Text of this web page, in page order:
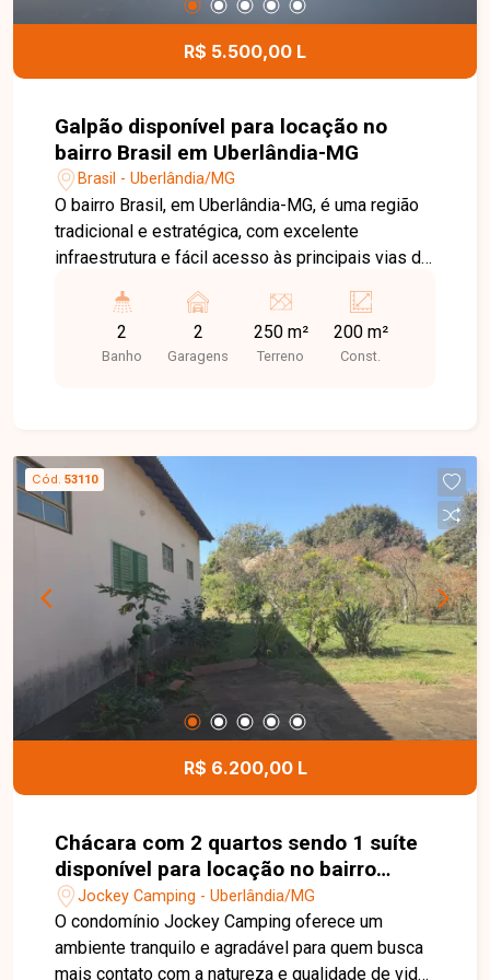
R$ 5.500,00 L
Galpão disponível para locação no
bairro Brasil em Uberlândia-MG
Brasil - Uberlândia/MG
O bairro Brasil, em Uberlândia-MG, é uma região
tradicional e estratégica, com excelente
infraestrutura e fácil acesso às principais vias da
oferta de comércios, bancos, restaurantes,
escolas e serviços, sendo uma excelente
localização para empresas e atividades
escritório, 02 banheiros, pé-direito de 4,5 metros
e portão com 3 metros de altura, oferecendo
praticidade e funcionalidade para diferentes
atividades. Possui ainda Habite-se, AVCB,
acessibilidade e documentação em ordem, além
de energia monofásica. Entre em contato para
mais informações e agende uma visita para
conhecer esta excelente oportunidade comercial.
2
Banho
2
Garagens
250 m²
Terreno
200 m²
Const.
Cód. 53110
R$ 6.200,00 L
Chácara com 2 quartos sendo 1 suíte
disponível para locação no bairro
Jockey Camping em Uberlândia-MG
Jockey Camping - Uberlândia/MG
O condomínio Jockey Camping oferece um
ambiente tranquilo e agradável para quem busca
mais contato com a natureza e qualidade de vida,